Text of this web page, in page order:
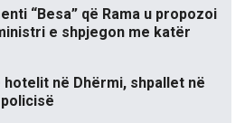
“Besa” që Rama u propozoi
e shpjegon me katër
në Dhërmi, shpallet në